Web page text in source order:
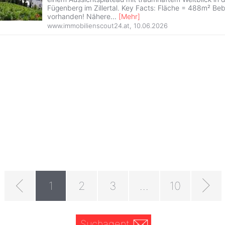
Fügenberg im Zillertal. Key Facts: Fläche = 488m²
vorhanden! Nähere... [Mehr]
www.immobilienscout24.at, 10.06.2026
1 2 3 ... 10